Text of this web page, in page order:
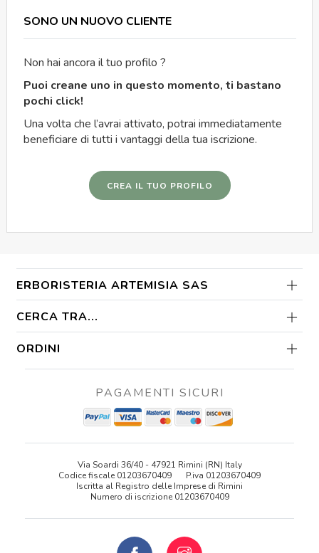
SONO UN NUOVO CLIENTE
Non hai ancora il tuo profilo ?
Puoi creane uno in questo momento, ti bastano
pochi click!
Una volta che l’avrai attivato, potrai immediatamente
beneficiare di tutti i vantaggi della tua iscrizione.
CREA IL TUO PROFILO
ERBORISTERIA ARTEMISIA SAS
CERCA TRA...
ORDINI
PAGAMENTI SICURI
Via Soardi 36/40 - 47921 Rimini (RN) Italy
Codice fiscale 01203670409
P.iva 01203670409
Iscritta al Registro delle Imprese di Rimini
Numero di iscrizione 01203670409